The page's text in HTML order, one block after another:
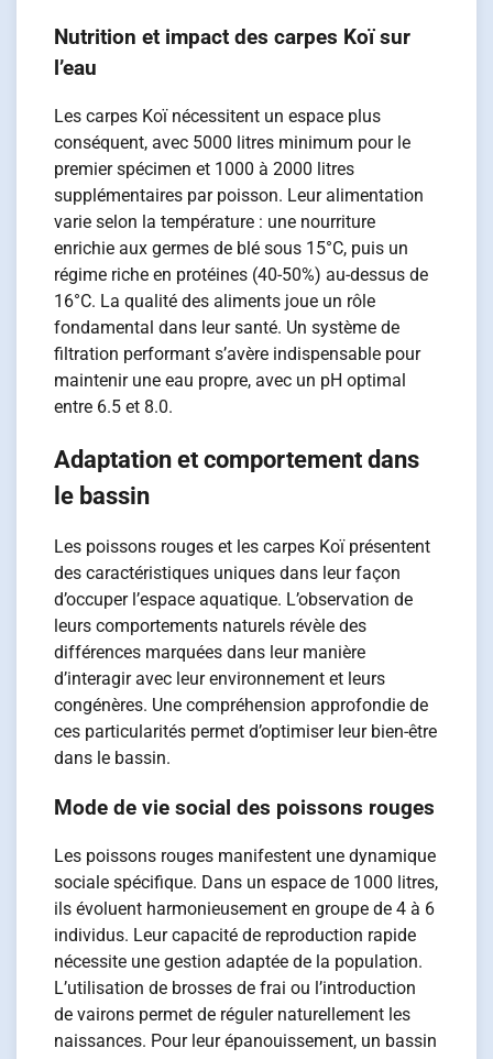
Nutrition et impact des carpes Koï sur
l’eau
Les carpes Koï nécessitent un espace plus
conséquent, avec 5000 litres minimum pour le
premier spécimen et 1000 à 2000 litres
supplémentaires par poisson. Leur alimentation
varie selon la température : une nourriture
enrichie aux germes de blé sous 15°C, puis un
régime riche en protéines (40-50%) au-dessus de
16°C. La qualité des aliments joue un rôle
fondamental dans leur santé. Un système de
filtration performant s’avère indispensable pour
maintenir une eau propre, avec un pH optimal
entre 6.5 et 8.0.
Adaptation et comportement dans
le bassin
Les poissons rouges et les carpes Koï présentent
des caractéristiques uniques dans leur façon
d’occuper l’espace aquatique. L’observation de
leurs comportements naturels révèle des
différences marquées dans leur manière
d’interagir avec leur environnement et leurs
congénères. Une compréhension approfondie de
ces particularités permet d’optimiser leur bien-être
dans le bassin.
Mode de vie social des poissons rouges
Les poissons rouges manifestent une dynamique
sociale spécifique. Dans un espace de 1000 litres,
ils évoluent harmonieusement en groupe de 4 à 6
individus. Leur capacité de reproduction rapide
nécessite une gestion adaptée de la population.
L’utilisation de brosses de frai ou l’introduction
de vairons permet de réguler naturellement les
naissances. Pour leur épanouissement, un bassin